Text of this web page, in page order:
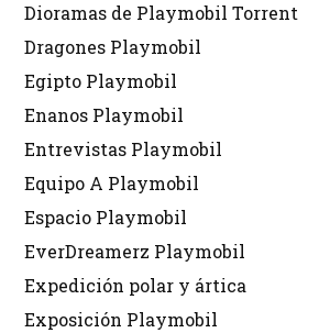
Dioramas de Playmobil Torrent
Dragones Playmobil
Egipto Playmobil
Enanos Playmobil
Entrevistas Playmobil
Equipo A Playmobil
Espacio Playmobil
EverDreamerz Playmobil
Expedición polar y ártica
Exposición Playmobil